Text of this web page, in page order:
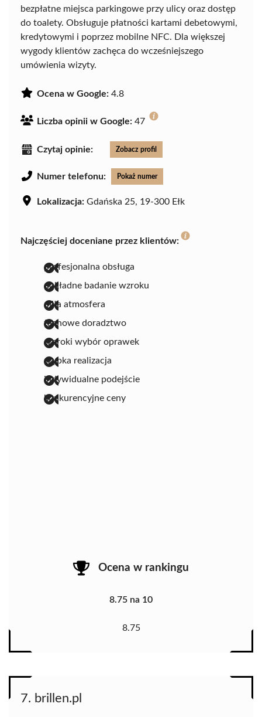
bezpłatne miejsca parkingowe przy ulicy oraz dostęp
do toalety. Obsługuje płatności kartami debetowymi,
kredytowymi i poprzez mobilne NFC. Dla większej
wygody klientów zachęca do wcześniejszego
umówienia wizyty.
Ocena w Google: 4.8
Liczba opinii w Google: 47
Czytaj opinie: Zobacz profil
Numer telefonu: Pokaż numer
Lokalizacja: Gdańska 25, 19-300 Ełk
Najczęściej doceniane przez klientów:
profesjonalna obsługa
dokładne badanie wzroku
miła atmosfera
fachowe doradztwo
szeroki wybór oprawek
szybka realizacja
indywidualne podejście
konkurencyjne ceny
Ocena w rankingu
8.75 na 10
8.75
7. brillen.pl